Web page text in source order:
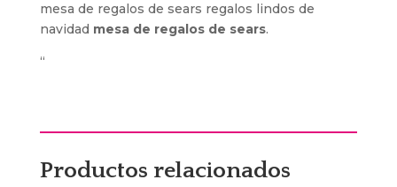
mesa de regalos de sears regalos lindos de
navidad mesa de regalos de sears.
“
Productos relacionados